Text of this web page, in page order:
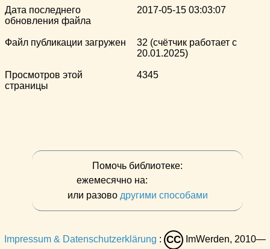
Дата последнего
обновления файла
2017-05-15 03:03:07
Файл публикации загружен
32 (счётчик работает с
20.01.2025)
Просмотров этой
страницы
4345
Помочь библиотеке:
ежемесячно на:
или разово другими способами
Impressum & Datenschutzerklärung : CC ImWerden, 2010—